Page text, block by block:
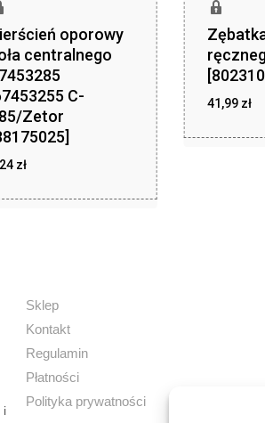
oporowy
centralnego
C-
Zetor
zł
41,99 zł
i
Sklep
Kontakt
Regulamin
Płatności
Polityka prywatności